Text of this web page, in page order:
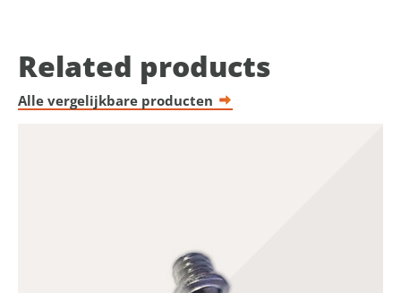
Related products
Alle vergelijkbare producten